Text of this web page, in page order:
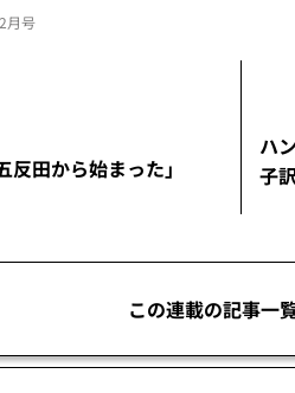
月号
反田から始まった」
ハ
子
この連載の記事一